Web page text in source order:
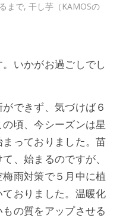
まで, 干し芋（KAMOSの
いかがお過ごしでし
できず、気づけば６
頃、今シーズンは星
っておりました。苗
、始まるのですが、
雨対策で５月中に植
おりました。温暖化
の質をアップさせる